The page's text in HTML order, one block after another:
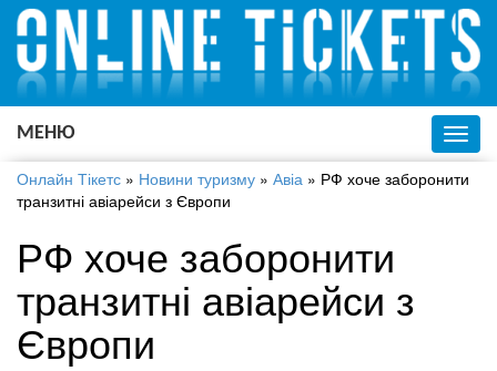
Англійська
Російська
Українська
МЕНЮ
Онлайн Тікетс » Новини туризму » Авіа » РФ хоче заборонити
транзитні авіарейси з Європи
РФ хоче заборонити
транзитні авіарейси з
Європи